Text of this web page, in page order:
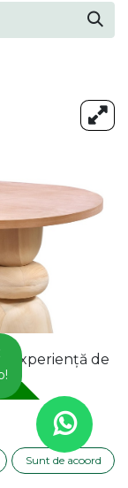
experiență de
Sunt de acoord